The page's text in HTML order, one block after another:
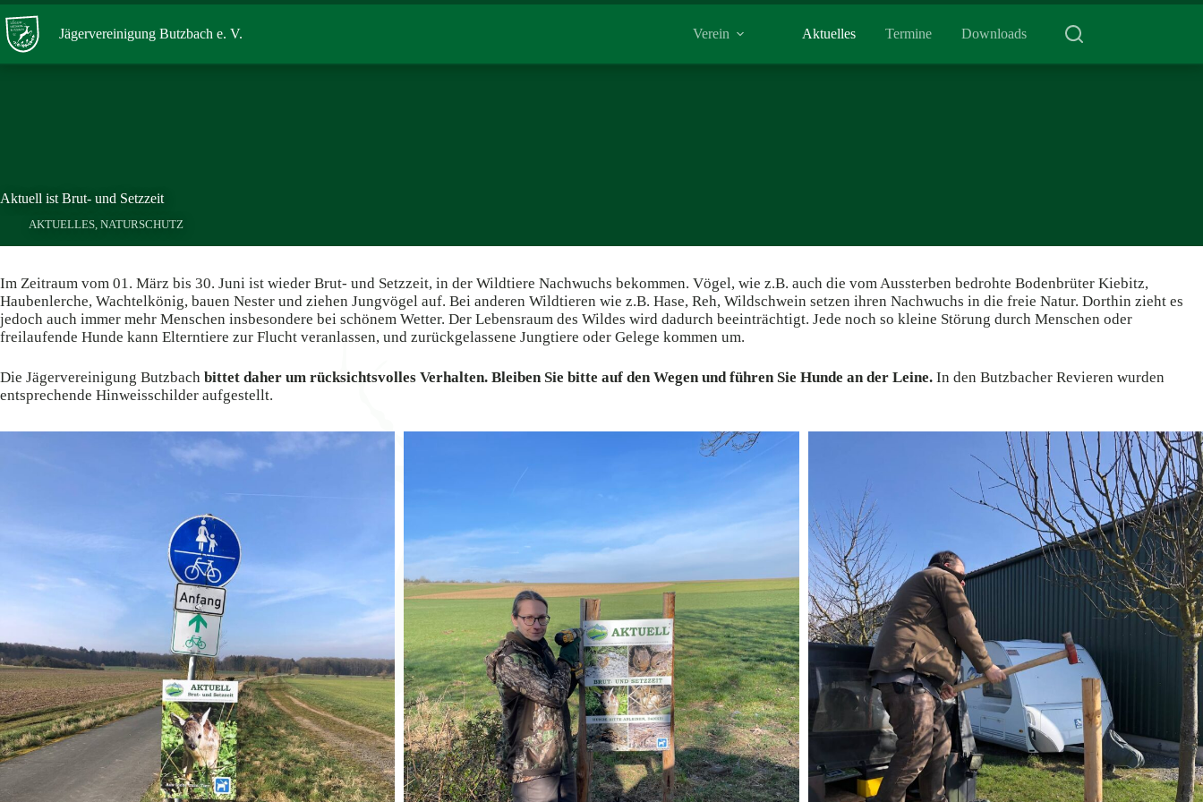
Zum
Inhalt
springen
Jägervereinigung Butzbach e. V. Verein Aktuelles Termine Downloads
Aktuell ist Brut- und Setzzeit
AKTUELLES NATURSCHUTZ
Im Zeitraum vom 01. März bis 30. Juni ist wieder Brut- und Setzzeit, in der Wildtiere Nachwuchs bekommen. Vögel, wie z.B. auch die vom Aussterben bedrohte Bodenbrüter Kiebitz,
Haubenlerche, Wachtelkönig, bauen Nester und ziehen Jungvögel auf. Bei anderen Wildtieren wie z.B. Hase, Reh, Wildschwein setzen ihren Nachwuchs in die freie Natur. Dorthin zieht es
jedoch auch immer mehr Menschen insbesondere bei schönem Wetter. Der Lebensraum des Wildes wird dadurch beeinträchtigt. Jede noch so kleine Störung durch Menschen oder
freilaufende Hunde kann Elterntiere zur Flucht veranlassen, und zurückgelassene Jungtiere oder Gelege kommen um.
Die Jägervereinigung Butzbach bittet daher um rücksichtsvolles Verhalten. Bleiben Sie bitte auf den Wegen und führen Sie Hunde an der Leine. In den Butzbacher Revieren wurden
entsprechende Hinweisschilder aufgestellt.